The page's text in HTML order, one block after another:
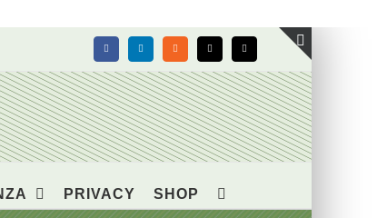
FacebookLinkedIn Rss X Email
PRIVACY SHOP
Toggle
area
barra
scorrevole